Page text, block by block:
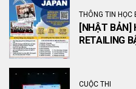
THÔNG TIN HỌC
[NHẬT BẢN]
RETAILING
CUỘC THI